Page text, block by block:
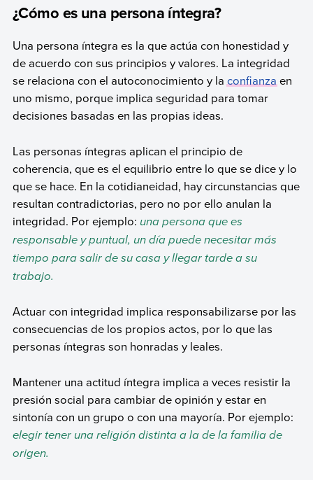
¿Cómo es una persona íntegra?
Una persona íntegra es la que actúa con honestidad y
de acuerdo con sus principios y valores. La integridad
se relaciona con el autoconocimiento y laconfianzaen
uno mismo, porque implica seguridad para tomar
decisiones basadas en las propias ideas.
Las personas íntegras aplican el principio de
coherencia, que es el equilibrio entre lo que se dice y lo
que se hace. En la cotidianeidad, hay circunstancias que
resultan contradictorias, pero no por ello anulan la
integridad. Por ejemplo: una persona que es
responsable y puntual, un día puede necesitar más
tiempo para salir de su casa y llegar tarde a su
trabajo.
Actuar con integridad implica responsabilizarse por las
consecuencias de los propios actos, por lo que las
personas íntegras son honradas y leales.
Mantener una actitud íntegra implica a veces resistir la
presión social para cambiar de opinión y estar en
sintonía con un grupo o con una mayoría. Por ejemplo:
elegir tener una religión distinta a la de la familia de
origen.